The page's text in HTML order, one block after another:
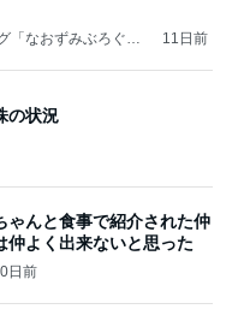
「なおずみぶろぐ」
11日前
の状況
ゃんと食事で紹介された仲
仲よく出来ないと思った
日前